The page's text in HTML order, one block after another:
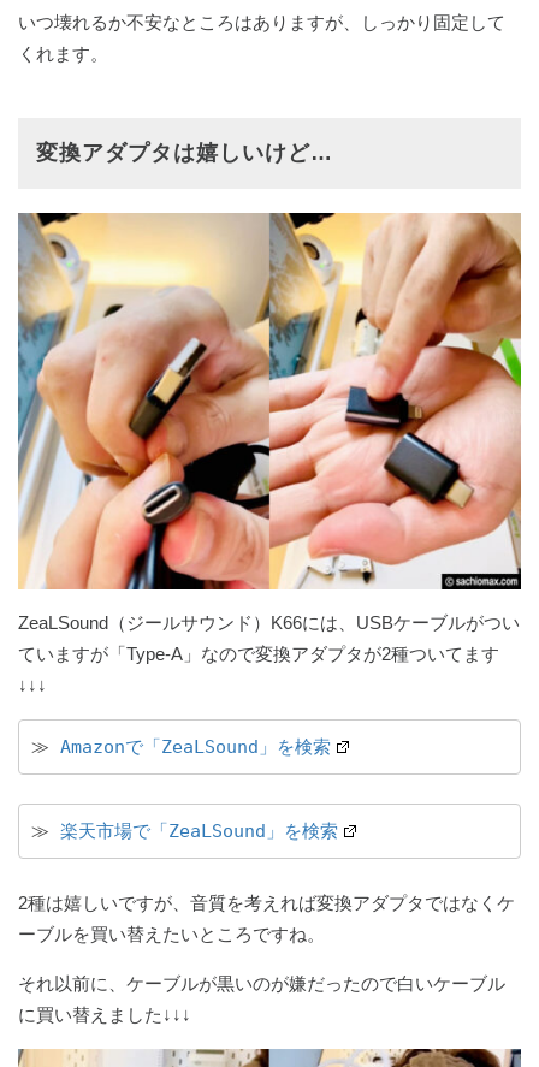
いつ壊れるか不安なところはありますが、しっかり固定して
くれます。
変換アダプタは嬉しいけど…
ZeaLSound（ジールサウンド）K66には、USBケーブルがつい
ていますが「Type-A」なので変換アダプタが2種ついてます
↓↓↓
≫ Amazonで「ZeaLSound」を検索
≫ 楽天市場で「ZeaLSound」を検索
2種は嬉しいですが、音質を考えれば変換アダプタではなくケ
ーブルを買い替えたいところですね。
それ以前に、ケーブルが黒いのが嫌だったので白いケーブル
に買い替えました↓↓↓